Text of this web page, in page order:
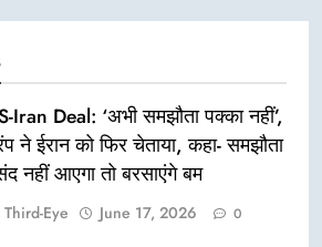
Iran Deal: ‘अभी समझौता पक्का नहीं’,
ने ईरान को फिर चेताया, कहा- समझौता
नहीं आएगा तो बरसाएंगे बम
Third-Eye June 17, 2026 0